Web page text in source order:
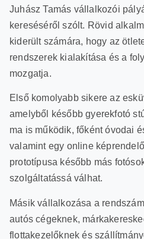
Juhász Tamás vállalkozói
kereséséről szólt. Rövid
kiderült számára, hogy az
rendszerek kialakítása és a
mozgatja.
Első komolyabb sikere az
amelyből később gyerekfotó
ma is működik, főként óvodai
valamint egy online
prototípusa később más
szolgáltatássá válhat.
Másik vállalkozása a
autós cégeknek,
flottakezelőknek és